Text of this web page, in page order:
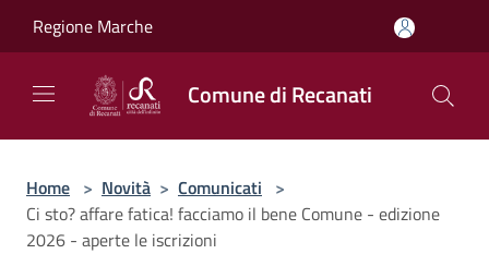
Regione Marche
Comune di Recanati
Home > Novità > Comunicati >
Ci sto? affare fatica! facciamo il bene Comune - edizione
2026 - aperte le iscrizioni